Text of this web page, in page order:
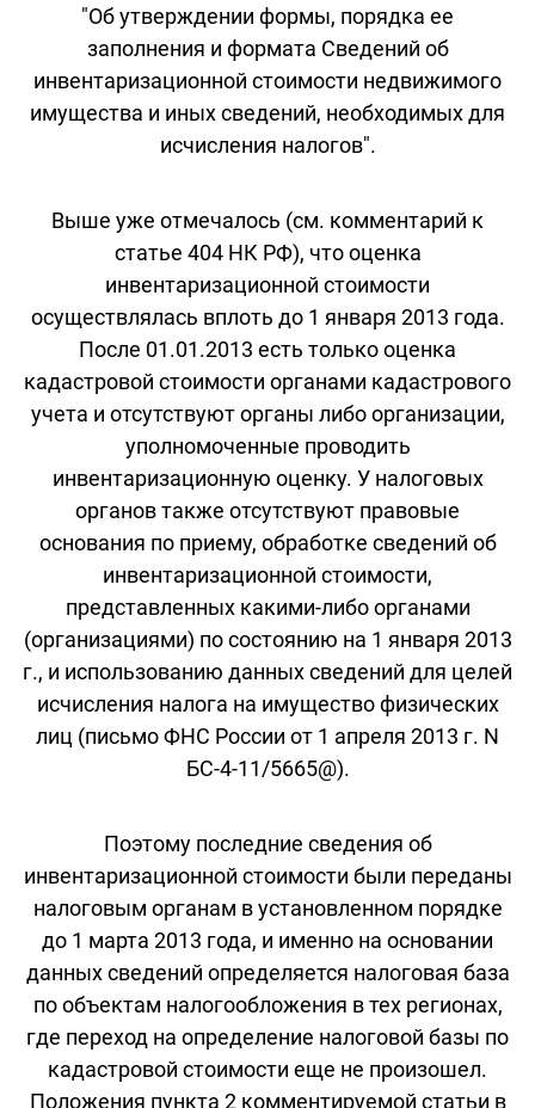
"Об утверждении формы, порядка ее
заполнения и формата Сведений об
инвентаризационной стоимости недвижимого
имущества и иных сведений, необходимых для
исчисления налогов".
Выше уже отмечалось (см. комментарий к
статье 404 НК РФ), что оценка
инвентаризационной стоимости
осуществлялась вплоть до 1 января 2013 года.
После 01.01.2013 есть только оценка
кадастровой стоимости органами кадастрового
учета и отсутствуют органы либо организации,
уполномоченные проводить
инвентаризационную оценку. У налоговых
органов также отсутствуют правовые
основания по приему, обработке сведений об
инвентаризационной стоимости,
представленных какими-либо органами
(организациями) по состоянию на 1 января 2013
г., и использованию данных сведений для целей
исчисления налога на имущество физических
лиц (письмо ФНС России от 1 апреля 2013 г. N
БС-4-11/5665@).
Поэтому последние сведения об
инвентаризационной стоимости были переданы
налоговым органам в установленном порядке
до 1 марта 2013 года, и именно на основании
данных сведений определяется налоговая база
по объектам налогообложения в тех регионах,
где переход на определение налоговой базы по
кадастровой стоимости еще не произошел.
Положения пункта 2 комментируемой статьи в